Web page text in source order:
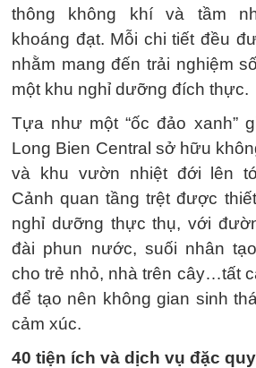
thông không khí và tầm
khoáng đạt. Mỗi chi tiết đều
nhằm mang đến trải nghiệm
một khu nghỉ dưỡng đích thực.
Tựa như một “ốc đảo xanh”
Long Bien Central sở hữu
và khu vườn nhiệt đới lên
Cảnh quan tầng trệt được
nghỉ dưỡng thực thụ, với
đài phun nước, suối nhân
cho trẻ nhỏ, nhà trên cây…tất
để tạo nên không gian sinh
cảm xúc.
40 tiện ích và dịch vụ đặc